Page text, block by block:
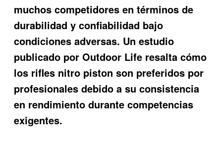
muchos competidores en términos de
durabilidad y confiabilidad bajo
condiciones adversas. Un estudio
publicado por Outdoor Life resalta cómo
los rifles nitro piston son preferidos por
profesionales debido a su consistencia
en rendimiento durante competencias
exigentes.